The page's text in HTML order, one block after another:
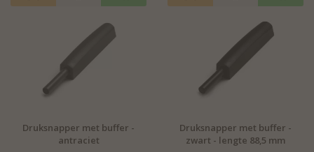
Druksnapper met buffer -
antraciet
Druksnapper met buffer -
zwart - lengte 88,5 mm